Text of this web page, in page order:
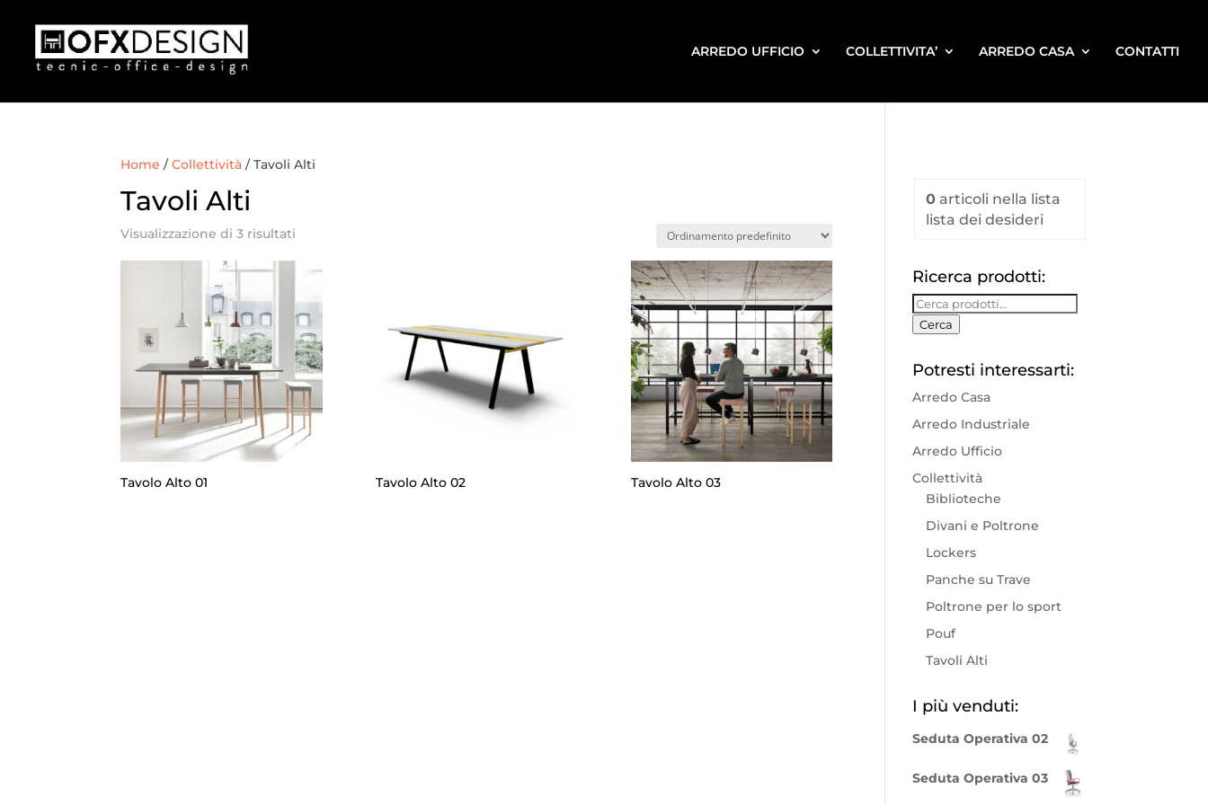
ARREDO UFFICIO COLLETTIVITA’ ARREDO CASA CONTATTI
Home /Collettività / Tavoli Alti
Tavoli Alti
Visualizzazione di 3 risultati
Tavolo Alto 01 Tavolo Alto 02 Tavolo Alto 03
0 articoli nella lista
lista dei desideri
Ricerca prodotti:
Cerca:
Cerca
Potresti interessarti:
Arredo Casa
Arredo Industriale
Arredo Ufficio
Collettività
Biblioteche
Divani e Poltrone
Lockers
Panche su Trave
Poltrone per lo sport
Pouf
Tavoli Alti
I più venduti:
Seduta Operativa 02
Seduta Operativa 03